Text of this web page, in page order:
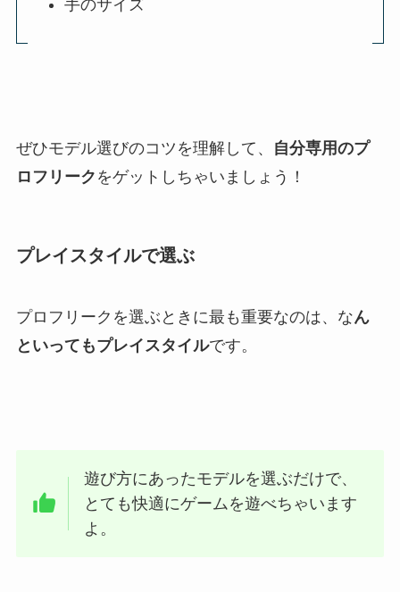
手のサイズ
ぜひモデル選びのコツを理解して、
自分専用のプ
ロフリーク をゲットしちゃいましょう！
プレイスタイルで選ぶ
プロフリークを選ぶときに最も重要なのは、なん
といってもプレイスタイルです。
遊び方にあったモデルを選ぶだけで、
とても快適にゲームを遊べちゃいます
よ。